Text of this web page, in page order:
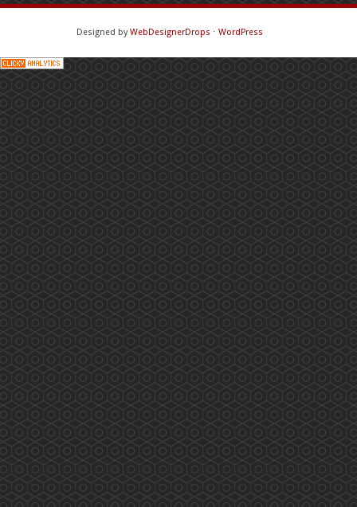
Designed byWebDesignerDrops ⋅ WordPress